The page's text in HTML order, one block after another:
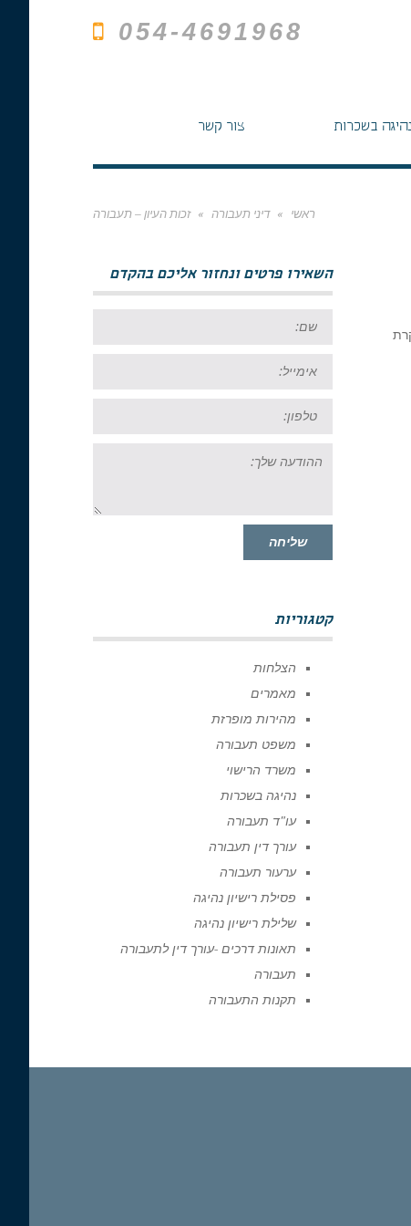
054-4691968
נהיגה בשכרות צור קשר
ראשי » דיני תעבורה » זכות העיון – תעבורה
השאירו פרטים ונחזור אליכם בהקדם
שלך:
שליחה
קטגוריות
הצלחות
מאמרים
מהירות מופרזת
משפט תעבורה
משרד הרישוי
נהיגה בשכרות
עו"ד תעבורה
עורך דין תעבורה
ערעור תעבורה
פסילת רישיון נהיגה
שלילת רישיון נהיגה
תאונות דרכים -עורך דין לתעבורה
תעבורה
תקנות התעבורה